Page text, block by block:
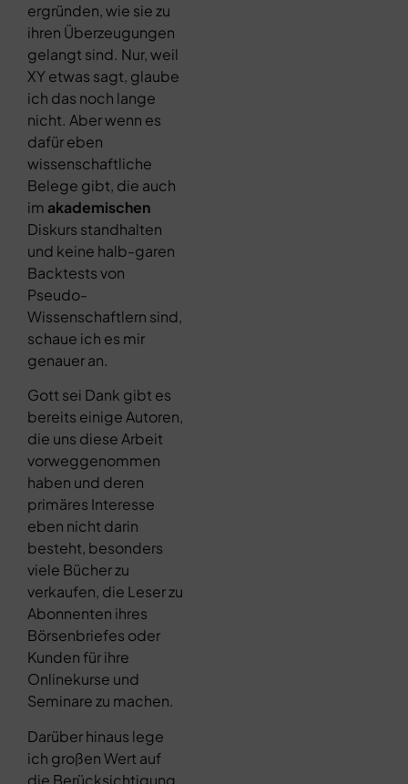
ergründen, wie sie zu
ihren Überzeugungen
gelangt sind. Nur, weil
XY etwas sagt, glaube
ich das noch lange
nicht. Aber wenn es
dafür eben
wissenschaftliche
Belege gibt, die auch
imakademischen
Diskurs standhalten
und keine halb-garen
Backtests von
Pseudo-
Wissenschaftlern sind,
schaue ich es mir
genauer an.
Gott sei Dank gibt es
bereits einige Autoren,
die uns diese Arbeit
vorweggenommen
haben und deren
primäres Interesse
eben nicht darin
besteht, besonders
viele Bücher zu
verkaufen, die Leser zu
Abonnenten ihres
Börsenbriefes oder
Kunden für ihre
Onlinekurse und
Seminare zu machen.
Darüber hinaus lege
ich großen Wert auf
die Berücksichtigung